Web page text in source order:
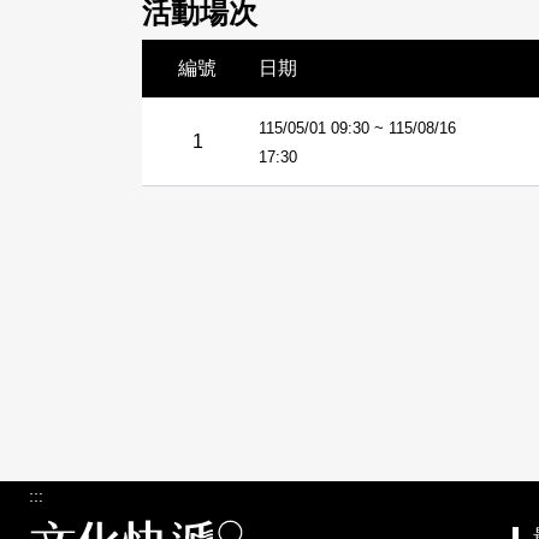
活動場次
編號 日期
1
115/05/01 09:30 ~ 115/08/16
17:30
:::